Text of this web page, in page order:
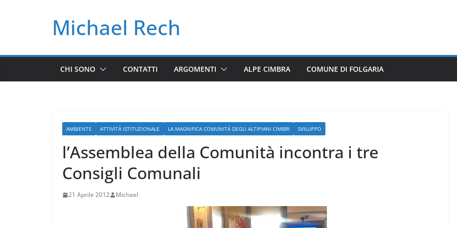
Michael Rech
CHI SONO CONTATTI ARGOMENTI ALPE CIMBRA COMUNE DI FOLGARIA
AMBIENTE ATTIVITÀ ISTITUZIONALE LA MAGNIFICA COMUNITÀ DEGLI ALTIPIANI CIMBRI SVILUPPO
l’Assemblea della Comunità incontra i tre
Consigli Comunali
21 Aprile 2012 Michael